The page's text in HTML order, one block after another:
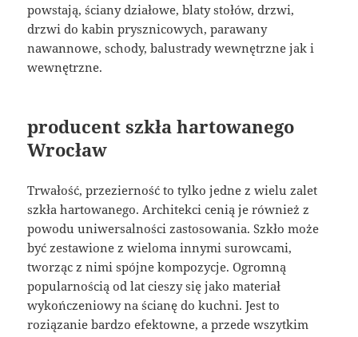
powstają, ściany działowe, blaty stołów, drzwi,
drzwi do kabin prysznicowych, parawany
nawannowe, schody, balustrady wewnętrzne jak i
wewnętrzne.
producent szkła hartowanego
Wrocław
Trwałość, przezierność to tylko jedne z wielu zalet
szkła hartowanego. Architekci cenią je również z
powodu uniwersalności zastosowania. Szkło może
być zestawione z wieloma innymi surowcami,
tworząc z nimi spójne kompozycje. Ogromną
popularnością od lat cieszy się jako materiał
wykończeniowy na ścianę do kuchni. Jest to
roziązanie bardzo efektowne, a przede wszytkim